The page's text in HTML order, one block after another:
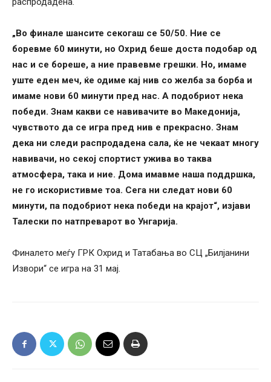
„Во финале шансите секогаш се 50/50. Ние се
боревме 60 минути, но Охрид беше доста подобар од
нас и се бореше, а ние правевме грешки. Но, имаме
уште еден меч, ќе одиме кај нив со желба за борба и
имаме нови 60 минути пред нас. А подобриот нека
победи. Знам какви се навивачите во Македонија,
чувството да се игра пред нив е прекрасно. Знам
дека ни следи распродадена сала, ќе не чекаат многу
навивачи, но секој спортист ужива во таква
атмосфера, така и ние. Дома имавме наша поддршка,
не го искористивме тоа. Сега ни следат нови 60
минути, па подобриот нека победи на крајот“, изјави
Талески по натпреварот во Унгарија.
Финалето меѓу ГРК Охрид и Татабања во СЦ „Билјанини
Извори“ се игра на 31 мај.